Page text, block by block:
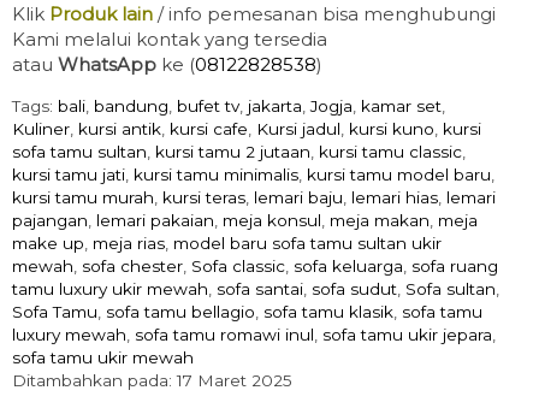
Klik Produk lain / info pemesanan bisa menghubungi
Kami melalui kontak yang tersedia
atau WhatsApp ke (08122828538)
Tags: bali bandung bufet tv, jakarta ,Jogja kamar set
Kuliner kursi antik kursi cafe Kursi jadul kursi kuno kursi
sofa tamu sultan kursi tamu 2 jutaan kursi tamu classic
kursi tamu jati kursi tamu minimalis kursi tamu model baru
kursi tamu murah kursi teras lemari baju lemari hias lemari
pajangan lemari pakaian meja konsul meja makan meja
make up meja rias model baru sofa tamu sultan ukir
mewah sofa chester Sofa classic sofa keluarga sofa ruang
tamu luxury ukir mewah sofa santai sofa sudut Sofa sultan
Sofa Tamu sofa tamu bellagio sofa tamu klasik sofa tamu
luxury mewah sofa tamu romawi inul sofa tamu ukir jepara
sofa tamu ukir mewah
Ditambahkan pada: 17 Maret 2025